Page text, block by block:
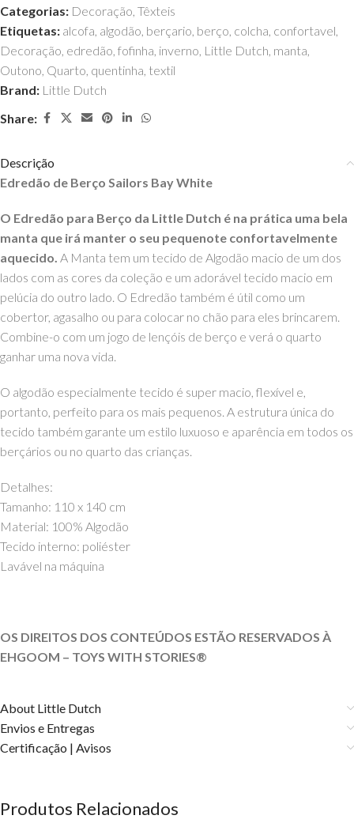
Categorias: Decoração, Têxteis
Etiquetas: alcofa, algodão, berçario, berço, colcha, confortavel,
Decoração, edredão, fofinha, inverno, Little Dutch, manta,
Outono, Quarto, quentinha, textil
Brand: Little Dutch
Share:
Descrição
Edredão de Berço Sailors Bay White
O Edredão para Berço da Little Dutch é na prática uma bela
manta que irá manter o seu pequenote confortavelmente
aquecido. A Manta tem um tecido de Algodão macio de um dos
lados com as cores da coleção e um adorável tecido macio em
pelúcia do outro lado. O Edredão também é útil como um
cobertor, agasalho ou para colocar no chão para eles brincarem.
Combine-o com um jogo de lençóis de berço e verá o quarto
ganhar uma nova vida.
O algodão especialmente tecido é super macio, flexível e,
portanto, perfeito para os mais pequenos. A estrutura única do
tecido também garante um estilo luxuoso e aparência em todos os
berçários ou no quarto das crianças.
Detalhes:
Tamanho: 110 x 140 cm
Material: 100% Algodão
Tecido interno: poliéster
Lavável na máquina
OS DIREITOS DOS CONTEÚDOS ESTÃO RESERVADOS À
EHGOOM – TOYS WITH STORIES®️
About Little Dutch
Envios e Entregas
Certificação | Avisos
Produtos Relacionados